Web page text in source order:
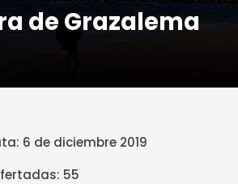
de Grazalema
6 de diciembre 2019
55